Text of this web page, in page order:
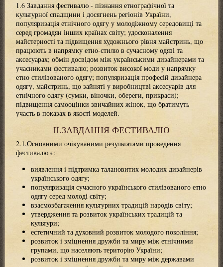
1.6 Завдання фестивалю - пізнання етнографічної та
культурної спадщини і досягнень регіонів України,
популяризація етнічного одягу у молодіжному середовищі та
серед громадян інших країнах світу; удосконалення
майстерності та підвищення художнього рівня майстринь, що
працюють в напрямку етно-стилю в сучасному одязі та
аксесуарах; обмін досвідом між українськими дизайнерами та
учасниками фестивалю; розвиток високої моди у напрямку
етно стилізованого одягу; популяризація професій дизайнера
одягу, майстринь, що зайняті у виробництві аксесуарів для
етнічного одягу (сумки, віночки, обереги, прикраси);
підвищення самооцінки звичайних жінок, що братимуть
участь в показах в якості моделей.
ІІ.ЗАВДАННЯ ФЕСТИВАЛЮ
2.1.Основними очікуваними результатами проведення
фестивалю є:
виявлення і підтримка талановитих молодих дизайнерів
українського одягу;
популяризація сучасного українського стилізованого етно
одягу серед молоді світу;
взаємозбагачення культурних традицій народів світу;
утвердження та розвиток українських традицій та
культури;
естетичний та духовний розвиток молодого покоління;
розвиток і зміцнення дружби та миру між етнічними
групами, що населяють територію України;
розвиток і зміцнення дружби та миру між державами